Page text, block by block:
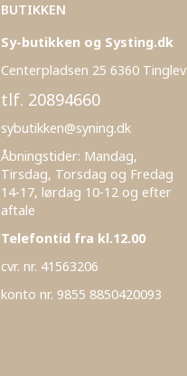
BUTIKKEN
Sy-butikken og Systing.dk
Centerpladsen 25 6360 Tinglev
tlf. 20894660
sybutikken@syning.dk
Åbningstider: Mandag,
Tirsdag, Torsdag og Fredag
14-17, lørdag 10-12 og efter
aftale
Telefontid fra kl.12.00
cvr. nr. 41563206
konto nr. 9855 8850420093